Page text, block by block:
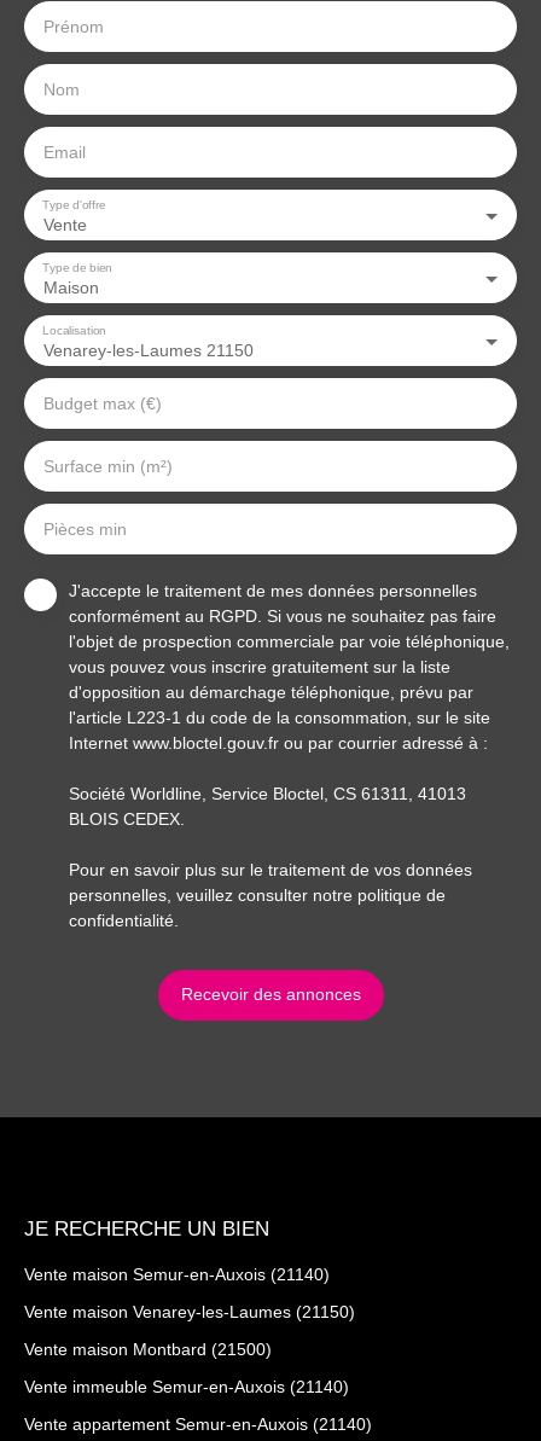
Prénom
Nom
Email
Vente
Type d'offre
Maison
Type de bien
Venarey-les-Laumes 21150
Localisation
Budget max (€)
Surface min (m²)
Pièces min
J'accepte le traitement de mes données personnelles
conformément au RGPD. Si vous ne souhaitez pas faire
l'objet de prospection commerciale par voie téléphonique,
vous pouvez vous inscrire gratuitement sur la liste
d'opposition au démarchage téléphonique, prévu par
l'article L223-1 du code de la consommation, sur le site
Internet www.bloctel.gouv.fr ou par courrier adressé à :
Société Worldline, Service Bloctel, CS 61311, 41013
BLOIS CEDEX.
Pour en savoir plus sur le traitement de vos données
personnelles, veuillez consulter notre politique de
confidentialité
Recevoir des annonces
JE RECHERCHE UN BIEN
Vente maison Semur-en-Auxois (21140)
Vente maison Venarey-les-Laumes (21150)
Vente maison Montbard (21500)
Vente immeuble Semur-en-Auxois (21140)
Vente appartement Semur-en-Auxois (21140)